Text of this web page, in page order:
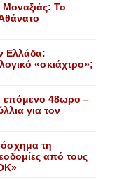
Μοναξιάς: Το
Ελλάδα:
«σκιάχτρο»;
επόμενο 48ωρο –
για τον
τη
από τους